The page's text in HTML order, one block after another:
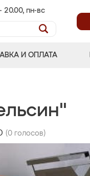
20.00, пн-вс
И ОПЛАТА
(0 голосов)